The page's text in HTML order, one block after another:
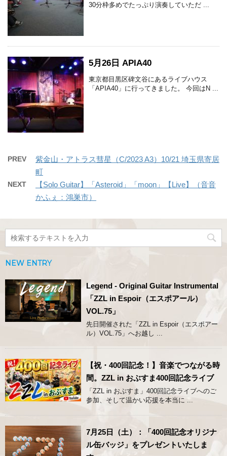
30分枠多めでたっぷり演奏していただ ...
5月26日 APIA40
東京都目黒区碑文谷にあるライブハウス
「APIA40」に行ってきました。 今回はN ...
PREV
紫金山・アトラス彗星（C/2023 A3）10/21 埼玉県寄居
町
NEXT
【Solo Guitar】「Asteroid」「moon」【Live】（音音
かふぇ：鴻巣市）
NEW ENTRY
Legend - Original Guitar Instrumental
「ZZL in Espoir（エスポアール）
VOL.75」
先日開催された「ZZL in Espoir（エスポアー
ル）VOL.75」へお越し ...
【祝・400回記念！】音楽でつながる時
間。ZZL in おぶすま400回記念ライブ
「ZZL in おぶすま」400回記念ライブへのご
参加、そして温かい応援を本当に ...
7月25日（土）：「400回記念オリジナ
ル缶バッジ」をプレゼントいたしま